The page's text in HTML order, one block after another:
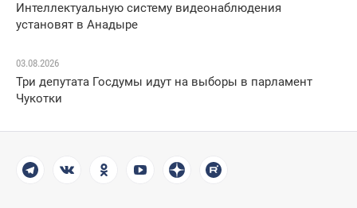
Интеллектуальную систему видеонаблюдения
установят в Анадыре
03.08.2026
Три депутата Госдумы идут на выборы в парламент
Чукотки